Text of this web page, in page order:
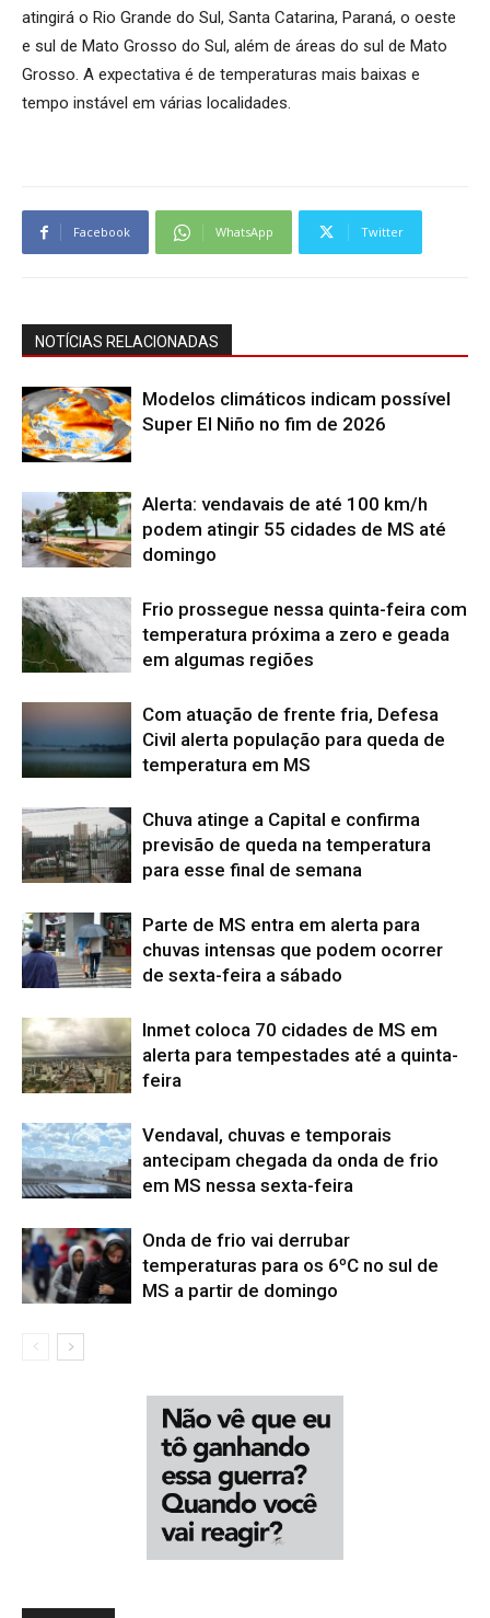
atingirá o Rio Grande do Sul, Santa Catarina, Paraná, o oeste
e sul de Mato Grosso do Sul, além de áreas do sul de Mato
Grosso. A expectativa é de temperaturas mais baixas e
tempo instável em várias localidades.
Facebook WhatsApp Twitter
NOTÍCIAS RELACIONADAS
Modelos climáticos indicam possível
Super El Niño no fim de 2026
Alerta: vendavais de até 100 km/h
podem atingir 55 cidades de MS até
domingo
Frio prossegue nessa quinta-feira com
temperatura próxima a zero e geada
em algumas regiões
Com atuação de frente fria, Defesa
Civil alerta população para queda de
temperatura em MS
Chuva atinge a Capital e confirma
previsão de queda na temperatura
para esse final de semana
Parte de MS entra em alerta para
chuvas intensas que podem ocorrer
de sexta-feira a sábado
Inmet coloca 70 cidades de MS em
alerta para tempestades até a quinta-
feira
Vendaval, chuvas e temporais
antecipam chegada da onda de frio
em MS nessa sexta-feira
Onda de frio vai derrubar
temperaturas para os 6ºC no sul de
MS a partir de domingo